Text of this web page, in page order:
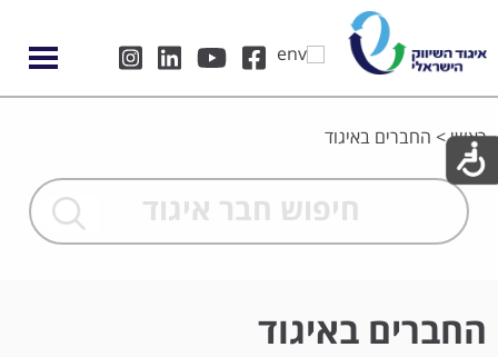
ראשי> החברים באיגוד
החברים באיגוד